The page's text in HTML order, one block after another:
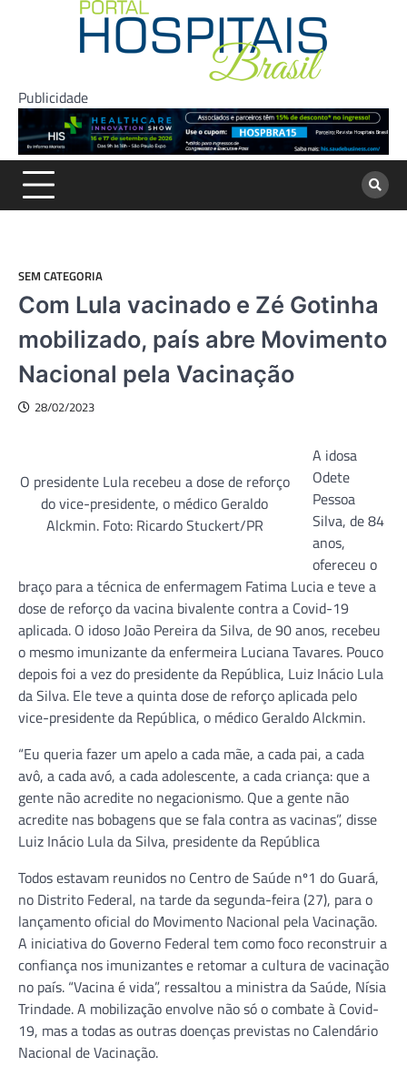
Publicidade
SEM CATEGORIA
Com Lula vacinado e Zé Gotinha
mobilizado, país abre Movimento
Nacional pela Vacinação
28/02/2023
O presidente Lula recebeu a dose de reforço
do vice-presidente, o médico Geraldo
Alckmin. Foto: Ricardo Stuckert/PR
A idosa
Odete
Pessoa
Silva, de 84
anos,
ofereceu o
braço para a técnica de enfermagem Fatima Lucia e teve a
dose de reforço da vacina bivalente contra a Covid-19
aplicada. O idoso João Pereira da Silva, de 90 anos, recebeu
o mesmo imunizante da enfermeira Luciana Tavares. Pouco
depois foi a vez do presidente da República, Luiz Inácio Lula
da Silva. Ele teve a quinta dose de reforço aplicada pelo
vice-presidente da República, o médico Geraldo Alckmin.
“Eu queria fazer um apelo a cada mãe, a cada pai, a cada
avô, a cada avó, a cada adolescente, a cada criança: que a
gente não acredite no negacionismo. Que a gente não
acredite nas bobagens que se fala contra as vacinas”, disse
Luiz Inácio Lula da Silva, presidente da República
Todos estavam reunidos no Centro de Saúde nº1 do Guará,
no Distrito Federal, na tarde da segunda-feira (27), para o
lançamento oficial do Movimento Nacional pela Vacinação.
A iniciativa do Governo Federal tem como foco reconstruir a
confiança nos imunizantes e retomar a cultura de vacinação
no país. “Vacina é vida”, ressaltou a ministra da Saúde, Nísia
Trindade. A mobilização envolve não só o combate à Covid-
19, mas a todas as outras doenças previstas no Calendário
Nacional de Vacinação.